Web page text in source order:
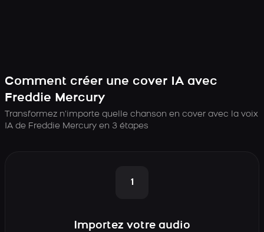
Comment créer une cover IA avec
Freddie Mercury
Transformez n’importe quelle chanson en cover avec la voix
IA de Freddie Mercury en 3 étapes
1
Importez votre audio